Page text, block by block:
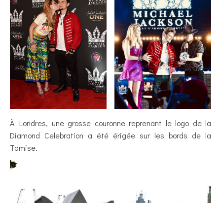
À Londres, une grosse couronne reprenant le logo de la
Diamond Celebration a été érigée sur les bords de la
Tamise.